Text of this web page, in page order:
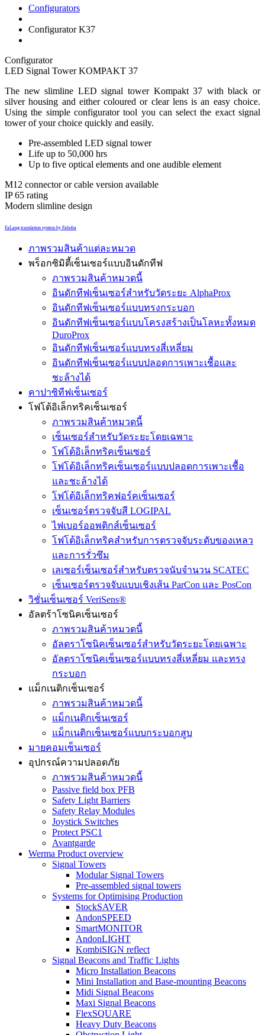
Configurators
Configurator K37
Configurator
LED Signal Tower KOMPAKT 37
The new slimline LED signal tower Kompakt 37 with black or
silver housing and either coloured or clear lens is an easy choice.
Using the simple configurator tool you can select the exact signal
tower of your choice quickly and easily.
Pre-assembled LED signal tower
Life up to 50,000 hrs
Up to five optical elements and one audible element
M12 connector or cable version available
IP 65 rating
Modern slimline design
FaLang translation system by Faboba
ภาพรวมสินค้าแต่ละหมวด
พร็อกซิมิตี้เซ็นเซอร์แบบอินดักทีฟ
ภาพรวมสินค้าหมวดนี้
อินดักทีฟเซ็นเซอร์สำหรับวัดระยะ AlphaProx
อินดักทีฟเซ็นเซอร์แบบทรงกระบอก
อินดักทีฟเซ็นเซอร์แบบโครงสร้างเป็นโลหะทั้งหมด
DuroProx
อินดักทีฟเซ็นเซอร์แบบทรงสี่เหลี่ยม
อินดักทีฟเซ็นเซอร์แบบปลอดการเพาะเชื้อและ
ชะล้างได้
คาปาซิทีฟเซ็นเซอร์
โฟโต้อิเล็กทริคเซ็นเซอร์
ภาพรวมสินค้าหมวดนี้
เซ็นเซอร์สำหรับวัดระยะโดยเฉพาะ
โฟโต้อิเล็กทริคเซ็นเซอร์
โฟโต้อิเล็กทริคเซ็นเซอร์แบบปลอดการเพาะเชื้อ
และชะล้างได้
โฟโต้อิเล็กทริคฟอร์คเซ็นเซอร์
เซ็นเซอร์ตรวจจับสี LOGIPAL
ไฟเบอร์ออพติกส์เซ็นเซอร์
โฟโต้อิเล็กทริคสำหรับการตรวจจับระดับของเหลว
และการรั่วซึม
เลเซอร์เซ็นเซอร์สำหรับตรวจนับจำนวน SCATEC
เซ็นเซอร์ตรวจจับแบบเชิงเส้น ParCon และ PosCon
วิชั่นเซ็นเซอร์ VeriSens®
อัลตร้าโซนิคเซ็นเซอร์
ภาพรวมสินค้าหมวดนี้
อัลตราโซนิคเซ็นเซอร์สำหรับวัดระยะโดยเฉพาะ
อัลตราโซนิคเซ็นเซอร์แบบทรงสี่เหลี่ยม และทรง
กระบอก
แม็กเนติกเซ็นเซอร์
ภาพรวมสินค้าหมวดนี้
แม็กเนติกเซ็นเซอร์
แม็กเนติกเซ็นเซอร์แบบกระบอกสูบ
มายคอมเซ็นเซอร์
อุปกรณ์ความปลอดภัย
ภาพรวมสินค้าหมวดนี้
Passive field box PFB
Safety Light Barriers
Safety Relay Modules
Joystick Switches
Protect PSC1
Avantgarde
Werma Product overview
Signal Towers
Modular Signal Towers
Pre-assembled signal towers
Systems for Optimising Production
StockSAVER
AndonSPEED
SmartMONITOR
AndonLIGHT
KombiSIGN reflect
Signal Beacons and Traffic Lights
Micro Installation Beacons
Mini Installation and Base-mounting Beacons
Midi Signal Beacons
Maxi Signal Beacons
FlexSQUARE
Heavy Duty Beacons